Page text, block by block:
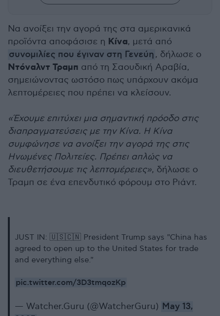
Να ανοίξει την αγορά της στα αμερικανικά
προϊόντα αποφάσισε η Κίνα, μετά από
συνομιλίες που έγιναν στη Γενεύη, δήλωσε ο
Ντόναλντ Τραμπ από τη Σαουδική Αραβία,
σημειώνοντας ωστόσο πως υπάρχουν ακόμα
λεπτομέρειες που πρέπει να κλείσουν.
«Έχουμε επιτύχει μια σημαντική πρόοδο στις
διαπραγματεύσεις με την Κίνα. Η Κίνα
συμφώνησε να ανοίξει την αγορά της στις
Ηνωμένες Πολιτείες. Πρέπει απλώς να
διευθετήσουμε τις λεπτομέρειες», δήλωσε ο
Τραμπ σε ένα επενδυτικό φόρουμ στο Ριάντ.
JUST IN: 🇺🇸🇨🇳 President Trump says "China has
agreed to open up to the United States for trade
and everything else."
pic.twitter.com/3D3tmqozKp
— Watcher.Guru (@WatcherGuru) May 13,